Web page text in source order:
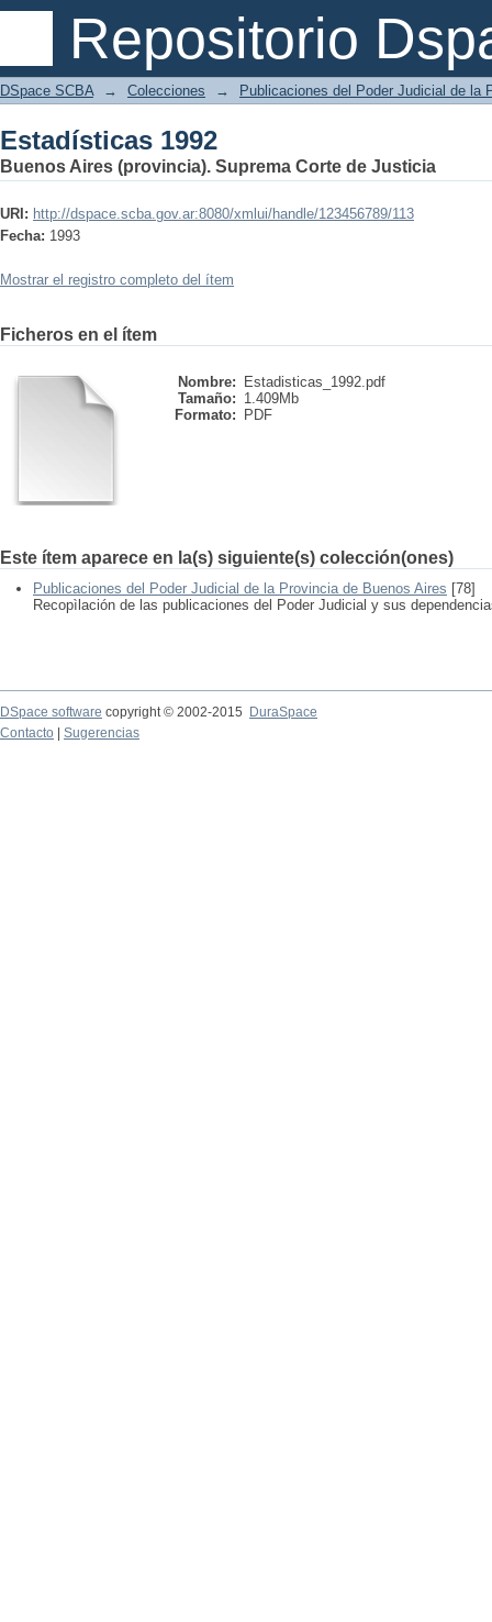
Repositorio
Estadísticas 1992
DSpace SCBA → Colecciones → Publicaciones del Poder Judicial de la
Estadísticas 1992
Buenos Aires (provincia). Suprema Corte de Justicia
URI: http://dspace.scba.gov.ar:8080/xmlui/handle/123456789/113
Fecha: 1993
Mostrar el registro completo del ítem
Ficheros en el ítem
Nombre:
Estadisticas_1992.pdf
Tamaño: 1.409Mb
Formato:
PDF
Este ítem aparece en la(s) siguiente(s) colección(ones)
Publicaciones del Poder Judicial de la Provincia de Buenos Aires [78]
Recopìlación de las publicaciones del Poder Judicial y sus
DSpace software copyright © 2002-2015
DuraSpace
Contacto
Sugerencias